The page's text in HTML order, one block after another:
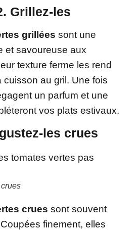
Grillez-les
grillées sont une
et savoureuse aux
texture ferme les rend
cuisson au gril. Une fois
un parfum et une
vos plats estivaux.
les crues
crues sont souvent
finement, elles